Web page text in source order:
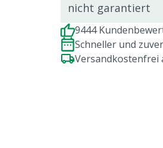
nicht garantiert
9444
Schneller und
Versandkostenfrei